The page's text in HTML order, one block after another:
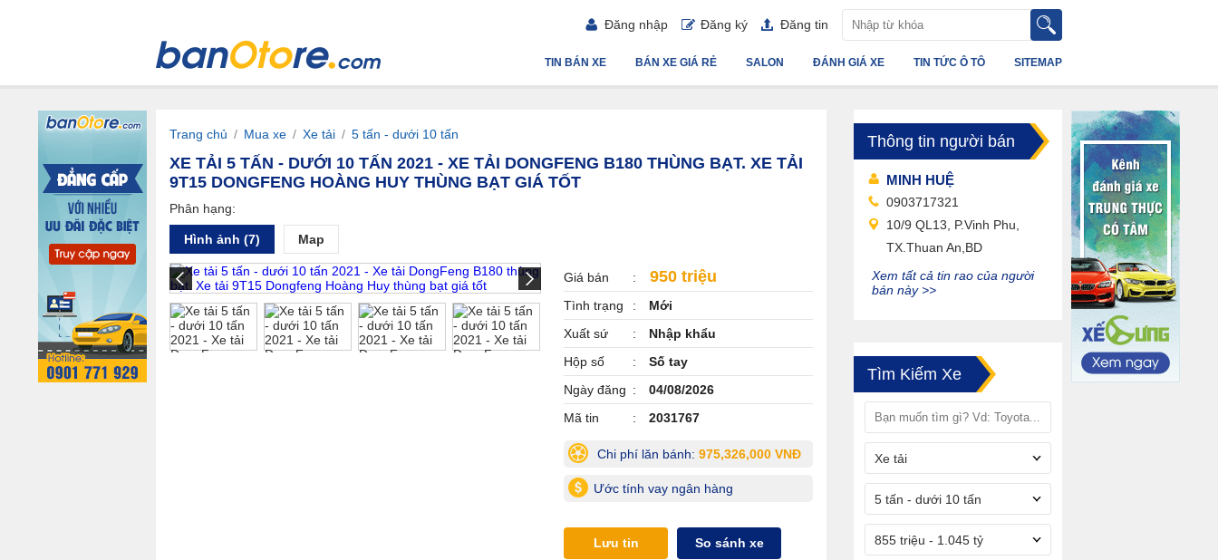
Đăng nhập Đăng ký Đăng tin
SITEMAP
TIN TỨC Ô TÔ
ĐÁNH GIÁ XE
SALON
BÁN XE GIÁ RẺ
TIN BÁN XE
Trang chủ / Mua xe / Xe tải / 5 tấn - dưới 10 tấn
XE TẢI 5 TẤN - DƯỚI 10 TẤN 2021 - XE TẢI DONGFENG B180 THÙNG BẠT. XE TẢI
9T15 DONGFENG HOÀNG HUY THÙNG BẠT GIÁ TỐT
Phân hạng:
Hình ảnh (7) Map
Giá bán 950 triệu
Tình trạng
Mới
Xuất sứ
Nhập khẩu
Hộp số
Số tay
Ngày đăng
04/08/2026
Mã tin
2031767
Chi phí lăn bánh: 975,326,000 VNĐ
Ước tính vay ngân hàng
Lưu tin So sánh xe
Thông tin người bán
MINH HUỆ
0903717321
10/9 QL13, P.Vinh Phu,
TX.Thuan An,BD
Xem tất cả tin rao của người
bán này >>
Tìm Kiếm Xe
Xe tải
5 tấn - dưới 10 tấn
855 triệu - 1.045 tỷ